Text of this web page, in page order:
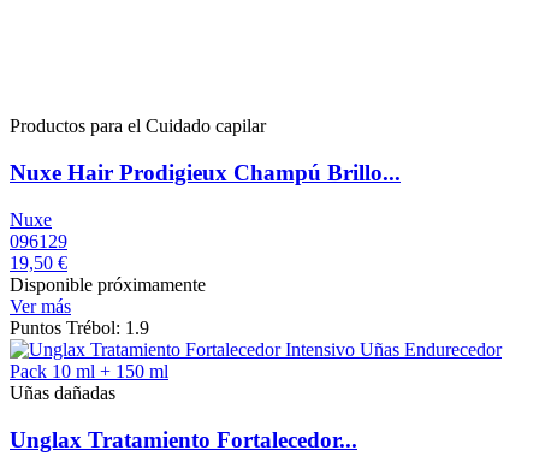
Productos para el Cuidado capilar
Nuxe Hair Prodigieux Champú Brillo...
Nuxe
096129
19,50 €
Disponible próximamente
Ver más
Puntos Trébol: 1.9
Uñas dañadas
Unglax Tratamiento Fortalecedor...